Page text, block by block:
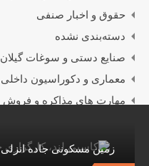
حقوق و اخبار صنفی
دسته‌بندی نشده
صنایع دستی و سوغات گیلان
معماری و دکوراسیون داخلی
مهارت های مذاکره و فروش
ملک های ویژه
زمین مسکونی جاده انزلی